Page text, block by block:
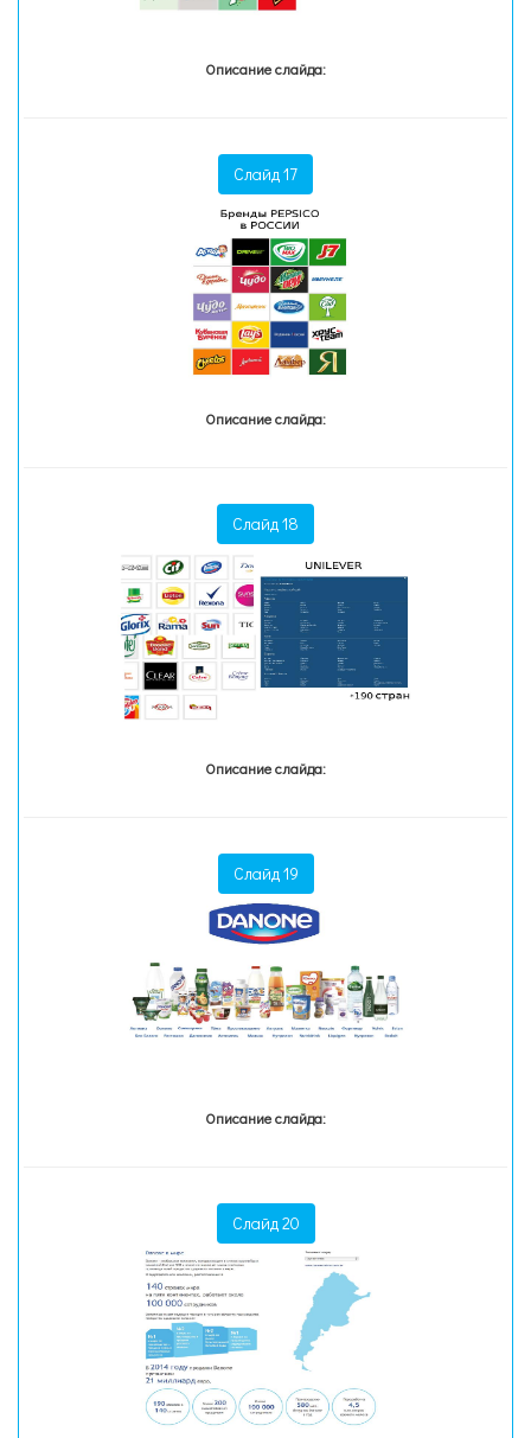
Описание слайда:
Слайд 17
Описание слайда:
Слайд 18
Описание слайда:
Слайд 19
Описание слайда:
Слайд 20